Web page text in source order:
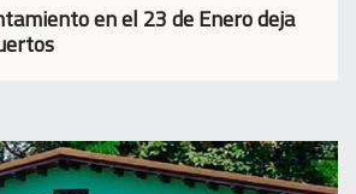
en el 23 de Enero deja